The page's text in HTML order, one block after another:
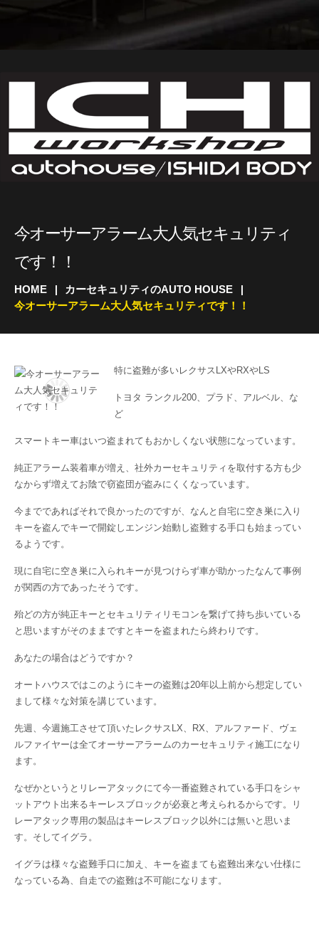
今オーサーアラーム大人気セキュリティ
です！！
HOME
カーセキュリティのAUTO HOUSE
今オーサーアラーム大人気セキュリティです！！
特に盗難が多いレクサスLXやRXやLS
トヨタ ランクル200、プラド、アルベル、な
ど
スマートキー車はいつ盗まれてもおかしくない状態になっています。
純正アラーム装着車が増え、社外カーセキュリティを取付する方も少
なからず増えてお陰で窃盗団が盗みにくくなっています。
今までであればそれで良かったのですが、なんと自宅に空き巣に入り
キーを盗んでキーで開錠しエンジン始動し盗難する手口も始まってい
るようです。
現に自宅に空き巣に入られキーが見つけらず車が助かったなんて事例
が関西の方であったそうです。
殆どの方が純正キーとセキュリティリモコンを繋げて持ち歩いている
と思いますがそのままですとキーを盗まれたら終わりです。
あなたの場合はどうですか？
オートハウスではこのようにキーの盗難は20年以上前から想定してい
まして様々な対策を講じています。
先週、今週施工させて頂いたレクサスLX、RX、アルファード、ヴェ
ルファイヤーは全てオーサーアラームのカーセキュリティ施工になり
ます。
なぜかというとリレーアタックにて今一番盗難されている手口をシャ
ットアウト出来るキーレスブロックが必衰と考えられるからです。リ
レーアタック専用の製品はキーレスブロック以外には無いと思いま
す。そしてイグラ。
イグラは様々な盗難手口に加え、キーを盗まても盗難出来ない仕様に
なっている為、自走での盗難は不可能になります。